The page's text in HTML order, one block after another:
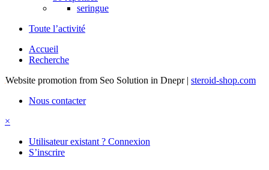
seringue
Toute l’activité
Accueil
Recherche
Website promotion from Seo Solution in Dnepr | steroid-shop.com
Nous contacter
×
Utilisateur existant ? Connexion
S’inscrire